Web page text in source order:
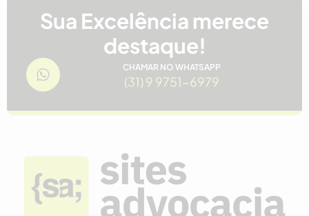
Sua Excelência merece
destaque!
CHAMAR NO WHATSAPP
(31) 9 9751-6979